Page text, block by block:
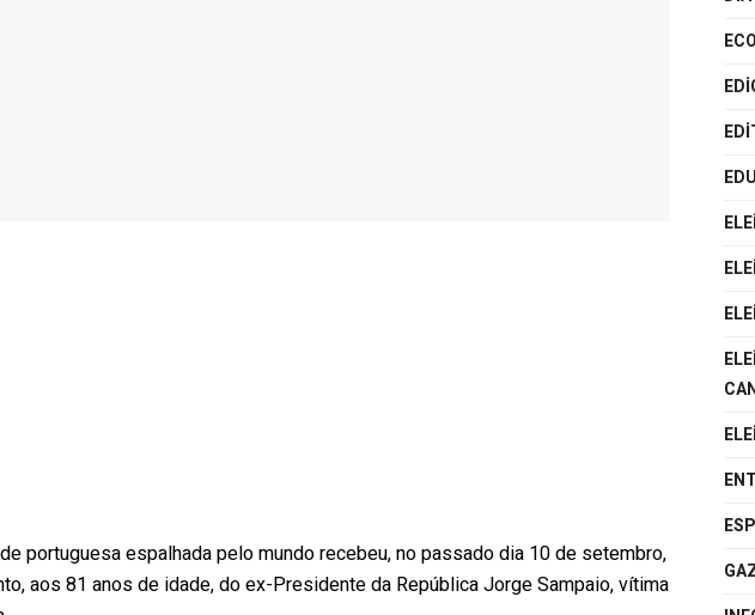
portuguesa espalhada pelo mundo recebeu, no passado dia 10 de setembro,
aos 81 anos de idade, do ex-Presidente da República Jorge Sampaio, vítima
ELEI